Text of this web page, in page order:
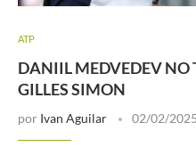
ATP
DANIIL MEDVEDEV
GILLES SIMON
por Ivan Aguilar 02/02/2025